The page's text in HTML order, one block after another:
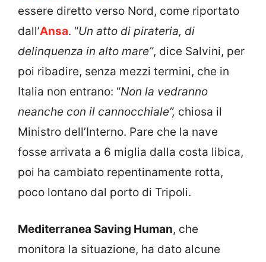
essere diretto verso Nord, come riportato
dall’Ansa. “Un atto di pirateria, di
delinquenza in alto mare”, dice Salvini, per
poi ribadire, senza mezzi termini, che in
Italia non entrano: “Non la vedranno
neanche con il cannocchiale”, chiosa il
Ministro dell’Interno. Pare che la nave
fosse arrivata a 6 miglia dalla costa libica,
poi ha cambiato repentinamente rotta,
poco lontano dal porto di Tripoli.
Mediterranea Saving Human, che
monitora la situazione, ha dato alcune